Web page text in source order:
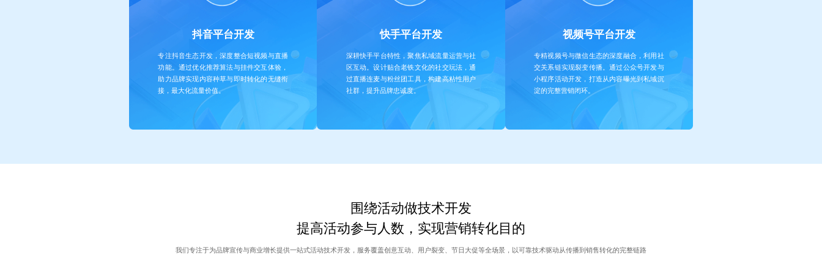
抖音平台开发
专注抖音生态开发，深度整合短视频与直播
功能。通过优化推荐算法与挂件交互体验，
助力品牌实现内容种草与即时转化的无缝衔
接，最大化流量价值。
快手平台开发
深耕快手平台特性，聚焦私域流量运营与社
区互动。设计贴合老铁文化的社交玩法，通
过直播连麦与粉丝团工具，构建高粘性用户
社群，提升品牌忠诚度。
视频号平台开发
专精视频号与微信生态的深度融合，利用社
交关系链实现裂变传播。通过公众号开发与
小程序活动开发，打造从内容曝光到私域沉
淀的完整营销闭环。
围绕活动做技术开发
提高活动参与人数，实现营销转化目的
我们专注于为品牌宣传与商业增长提供一站式活动技术开发，服务覆盖创意互动、用户裂变、节日大促等全场景，以可靠技术驱动从传播到销售转化的完整链路